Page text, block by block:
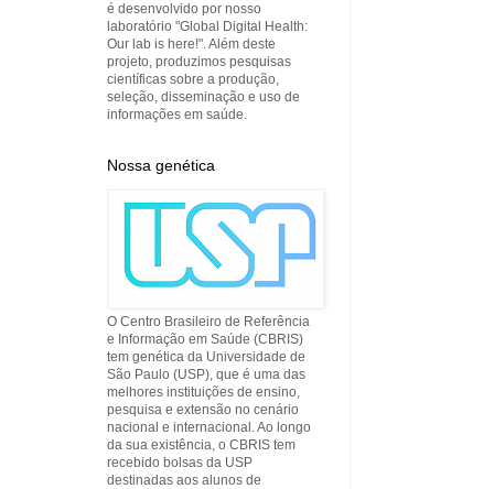
é desenvolvido por nosso
laboratório "Global Digital Health:
Our lab is here!". Além deste
projeto, produzimos pesquisas
científicas sobre a produção,
seleção, disseminação e uso de
informações em saúde.
Nossa genética
O Centro Brasileiro de Referência
e Informação em Saúde (CBRIS)
tem genética da Universidade de
São Paulo (USP), que é uma das
melhores instituições de ensino,
pesquisa e extensão no cenário
nacional e internacional. Ao longo
da sua existência, o CBRIS tem
recebido bolsas da USP
destinadas aos alunos de